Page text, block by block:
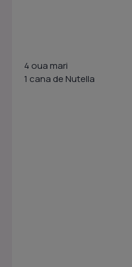
4 oua mari
1 cana de Nutella